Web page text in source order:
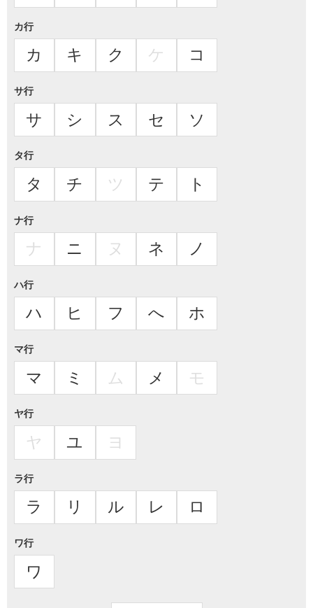
カ行
カ キ ク ケ コ
サ行
サ シ ス セ ソ
タ行
タ チ ツ テ ト
ナ行
ナ ニ ヌ ネ ノ
ハ行
ハ ヒ フ へ ホ
マ行
マ ミ ム メ モ
ヤ行
ヤ ユ ヨ
ラ行
ラ リ ル レ ロ
ワ行
ワ